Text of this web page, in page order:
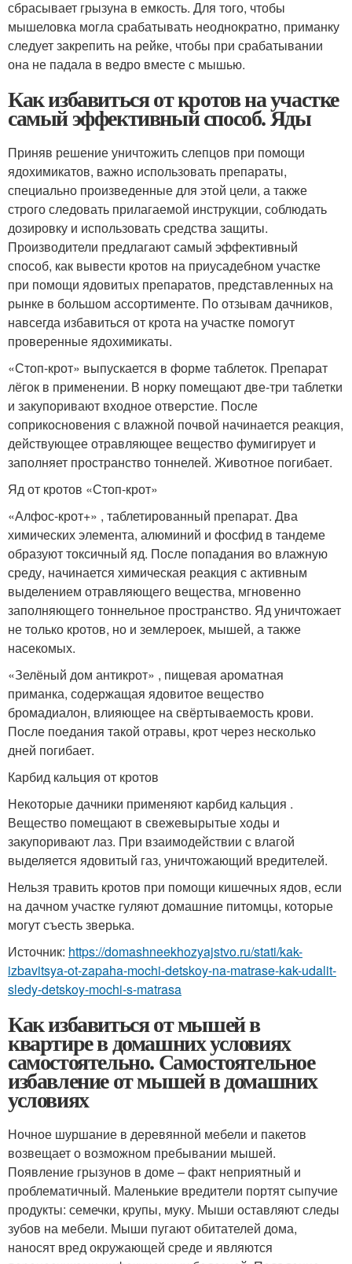
сбрасывает грызуна в емкость. Для того, чтобы
мышеловка могла срабатывать неоднократно, приманку
следует закрепить на рейке, чтобы при срабатывании
она не падала в ведро вместе с мышью.
Как избавиться от кротов на участке
самый эффективный способ. Яды
Приняв решение уничтожить слепцов при помощи
ядохимикатов, важно использовать препараты,
специально произведенные для этой цели, а также
строго следовать прилагаемой инструкции, соблюдать
дозировку и использовать средства защиты.
Производители предлагают самый эффективный
способ, как вывести кротов на приусадебном участке
при помощи ядовитых препаратов, представленных на
рынке в большом ассортименте. По отзывам дачников,
навсегда избавиться от крота на участке помогут
проверенные ядохимикаты.
«Стоп-крот» выпускается в форме таблеток. Препарат
лёгок в применении. В норку помещают две-три таблетки
и закупоривают входное отверстие. После
соприкосновения с влажной почвой начинается реакция,
действующее отравляющее вещество фумигирует и
заполняет пространство тоннелей. Животное погибает.
Яд от кротов «Стоп-крот»
«Алфос-крот+» , таблетированный препарат. Два
химических элемента, алюминий и фосфид в тандеме
образуют токсичный яд. После попадания во влажную
среду, начинается химическая реакция с активным
выделением отравляющего вещества, мгновенно
заполняющего тоннельное пространство. Яд уничтожает
не только кротов, но и землероек, мышей, а также
насекомых.
«Зелёный дом антикрот» , пищевая ароматная
приманка, содержащая ядовитое вещество
бромадиалон, влияющее на свёртываемость крови.
После поедания такой отравы, крот через несколько
дней погибает.
Карбид кальция от кротов
Некоторые дачники применяют карбид кальция .
Вещество помещают в свежевырытые ходы и
закупоривают лаз. При взаимодействии с влагой
выделяется ядовитый газ, уничтожающий вредителей.
Нельзя травить кротов при помощи кишечных ядов, если
на дачном участке гуляют домашние питомцы, которые
могут съесть зверька.
Источник: https://domashneekhozyajstvo.ru/stati/kak-
izbavitsya-ot-zapaha-mochi-detskoy-na-matrase-kak-udalit-
sledy-detskoy-mochi-s-matrasa
Как избавиться от мышей в
квартире в домашних условиях
самостоятельно. Самостоятельное
избавление от мышей в домашних
условиях
Ночное шуршание в деревянной мебели и пакетов
возвещает о возможном пребывании мышей.
Появление грызунов в доме – факт неприятный и
проблематичный. Маленькие вредители портят сыпучие
продукты: семечки, крупы, муку. Мыши оставляют следы
зубов на мебели. Мыши пугают обитателей дома,
наносят вред окружающей среде и являются